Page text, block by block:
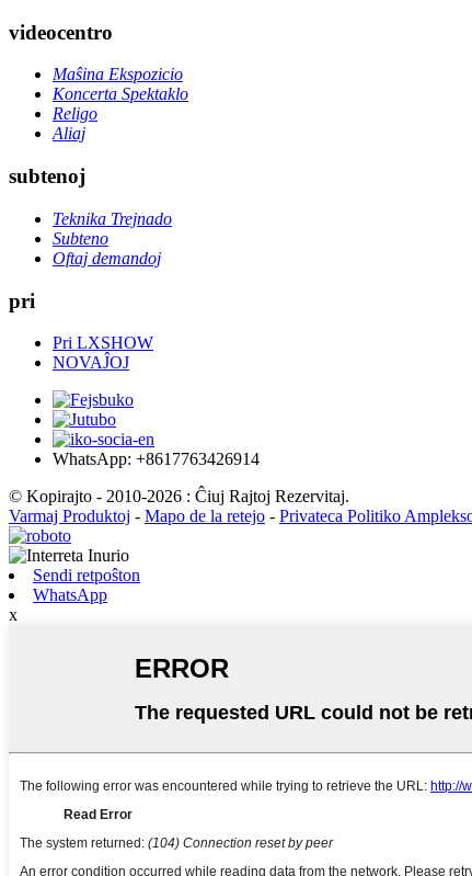
videocentro
Maŝina Ekspozicio
Koncerta Spektaklo
Religo
Aliaj
subtenoj
Teknika Trejnado
Subteno
Oftaj demandoj
pri
Pri LXSHOW
NOVAĴOJ
WhatsApp: +8617763426914
© Kopirajto - 2010-2026 : Ĉiuj Rajtoj Rezervitaj.
Varmaj Produktoj - Mapo de la retejo - Privateca Politiko
Sendi retpoŝton
WhatsApp
x